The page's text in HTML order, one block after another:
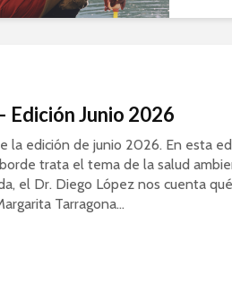
Edición Junio 2026
la edición de junio 2026. En esta
trata el tema de la salud
el Dr. Diego López nos cuenta
Tarragona...